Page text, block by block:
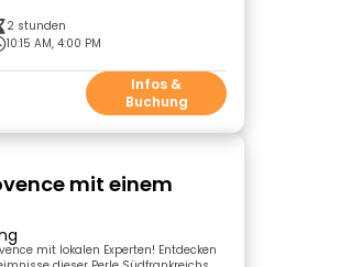
2 stunden
10:15 AM, 4:00 PM
Infos &
Buchung
mit einem
mit lokalen Experten! Entdecken